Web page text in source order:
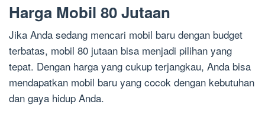
Harga Mobil 80 Jutaan
Jika Anda sedang mencari mobil baru dengan budget
terbatas, mobil 80 jutaan bisa menjadi pilihan yang
tepat. Dengan harga yang cukup terjangkau, Anda bisa
mendapatkan mobil baru yang cocok dengan kebutuhan
dan gaya hidup Anda.